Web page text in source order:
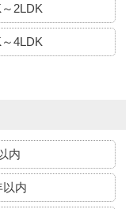
2LDK
4LDK
内
以内